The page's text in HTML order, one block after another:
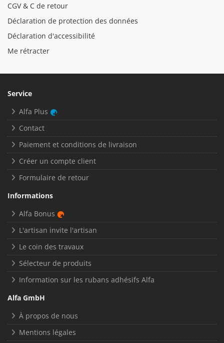
CGV & C de retour
Déclaration de protection des données
Déclaration d'accessibilité
Me rétracter
Service
Alfa Plus
Contact
Paiement et conditions de livraison
Créer un compte client
Formulaire de retour
Informations
Alfa Bonus
L'artisan invite l'artisan
Le coin des travaux
Sélecteur de produits
Information sur les rubans adhésifs Alfa
Alfa GmbH
À propos de nous
Mentions légales